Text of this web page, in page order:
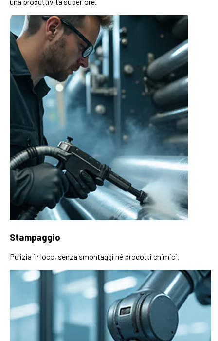
Stampaggio
Pulizia in loco, senza smontaggi né prodotti chimici.